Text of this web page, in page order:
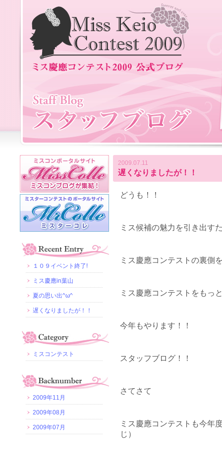
2009.07.11
遅くなりましたが！！
どうも！！
ミス候補の魅力を引き出す
ミス慶應コンテストの裏側
ミス慶應コンテストをもっ
今年もやります！！
スタッフブログ！！
さてさて
ミス慶應コンテストも今年
じ）
１０９イベント終了!
ミス慶應in葉山
夏の思い出^ω^
遅くなりましたが！！
ミスコンテスト
2009年11月
2009年08月
2009年07月